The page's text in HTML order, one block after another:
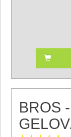
BROS